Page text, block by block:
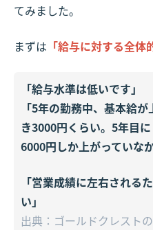
てみました。
まずは 「給与に対する全体
「給与水準は低いです」
「5年の勤務中、基本給
き3000円くらい。5年目
6000円しか上がっていな
「営業成績に左右される
い」
出典：ゴールドクレスト